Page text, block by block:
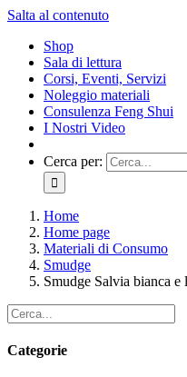
Salta al contenuto
Shop
Sala di lettura
Corsi, Eventi, Servizi
Noleggio materiali
Consulenza Feng Shui
I Nostri Video
Cerca per:
Home
Home page
Materiali di Consumo
Smudge
Smudge Salvia bianca e
Categorie